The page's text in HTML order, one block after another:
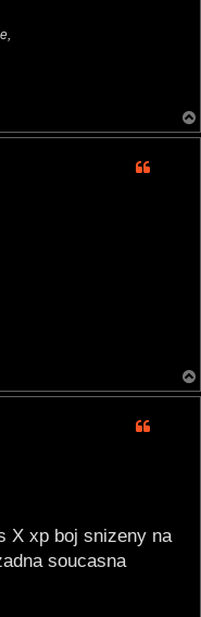
X xp boj snizeny na
soucasna